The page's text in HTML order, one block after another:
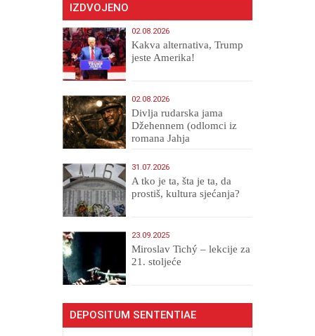
IZDVOJENO
02.08.2026
Kakva alternativa, Trump
jeste Amerika!
02.08.2026
Divlja rudarska jama
Džehennem (odlomci iz
romana Jahja
31.07.2026
A tko je ta, šta je ta, da
prostiš, kultura sjećanja?
23.09.2025
Miroslav Tichý – lekcije za
21. stoljeće
DEPOSITUM SENTENTIAE